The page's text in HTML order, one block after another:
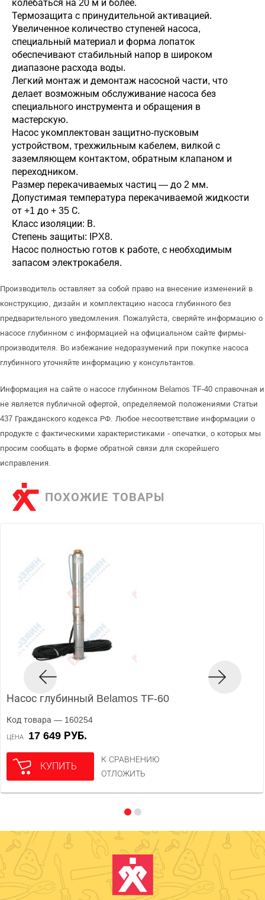
колебаться на 20 м и более.
Термозащита с принудительной активацией.
Увеличенное количество ступеней насоса,
специальный материал и форма лопаток
обеспечивают стабильный напор в широком
диапазоне расхода воды.
Легкий монтаж и демонтаж насосной части, что
делает возможным обслуживание насоса без
специального инструмента и обращения в
мастерскую.
Насос укомплектован защитно-пусковым
устройством, трехжильным кабелем, вилкой с
заземляющем контактом, обратным клапаном и
переходником.
Размер перекачиваемых частиц — до 2 мм.
Допустимая температура перекачиваемой жидкости
от +1 до + 35 С.
Класс изоляции: В.
Степень защиты: IPX8.
Насос полностью готов к работе, с необходимым
запасом электрокабеля.
Производитель оставляет за собой право на внесение изменений в
конструкцию, дизайн и комплектацию насоса глубинного без
предварительного уведомления. Пожалуйста, сверяйте информацию о
насосе глубинном с информацией на официальном сайте фирмы-
производителя. Во избежание недоразумений при покупке насоса
глубинного уточняйте информацию у консультантов.
Информация на сайте о насосе глубинном Belamos TF-40 справочная и
не является публичной офертой, определяемой положениями Статьи
437 Гражданского кодекса РФ. Любое несоответствие информации о
продукте с фактическими характеристиками - опечатки, о которых мы
просим сообщать в форме обратной связи для скорейшего
исправления.
ПОХОЖИЕ ТОВАРЫ
Насос глубинный Belamos TF-60
Код товара — 160254
ЦЕНА 17 649 РУБ.
КУПИТЬ
К СРАВНЕНИЮ
ОТЛОЖИТЬ